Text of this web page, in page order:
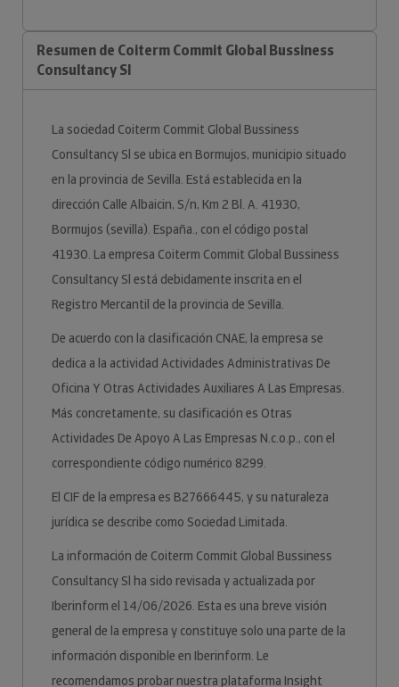
Resumen de Coiterm Commit Global Bussiness
Consultancy Sl
La sociedad Coiterm Commit Global Bussiness
Consultancy Sl se ubica en Bormujos, municipio situado
en la provincia de Sevilla. Está establecida en la
dirección Calle Albaicin, S/n, Km 2 Bl. A. 41930,
Bormujos (sevilla). España., con el código postal
41930. La empresa Coiterm Commit Global Bussiness
Consultancy Sl está debidamente inscrita en el
Registro Mercantil de la provincia de Sevilla.
De acuerdo con la clasificación CNAE, la empresa se
dedica a la actividad Actividades Administrativas De
Oficina Y Otras Actividades Auxiliares A Las Empresas.
Más concretamente, su clasificación es Otras
Actividades De Apoyo A Las Empresas N.c.o.p., con el
correspondiente código numérico 8299.
El CIF de la empresa es B27666445, y su naturaleza
jurídica se describe como Sociedad Limitada.
La información de Coiterm Commit Global Bussiness
Consultancy Sl ha sido revisada y actualizada por
Iberinform el 14/06/2026. Esta es una breve visión
general de la empresa y constituye solo una parte de la
información disponible en Iberinform. Le
recomendamos probar nuestra plataforma Insight